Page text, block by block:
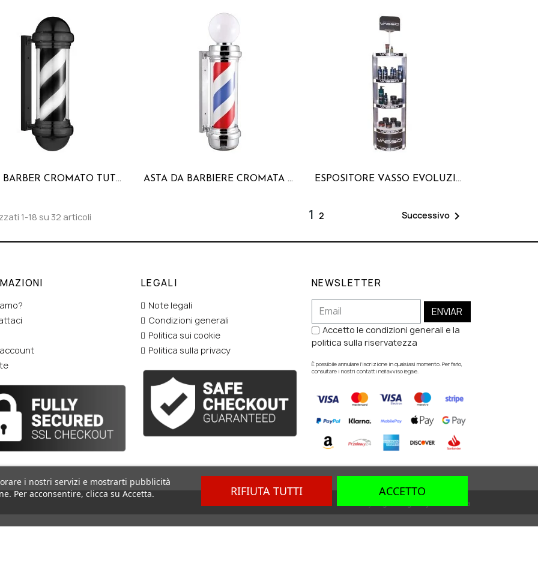
POLO BARBER CROMATO TUTTO NERO ASTA DA BARBIERE CROMATA CON SFERA LUMINOSA ESPOSITORE VASSO EVOLUZIONE MEDIANO
1-18 su 32 articoli 12 Successivo
LEGALI
Note legali
Condizioni generali
Politica sui cookie
Politica sulla privacy
NEWSLETTER
ENVIAR
Accetto le condizioni generali e la
politica sulla riservatezza
È possibile annullare l'iscrizione in qualsiasi momento. Per farlo,
consultare i nostri contatti nell'avviso legale.
Digital Agency Barcelona
i nostri servizi e mostrarti pubblicità
Per acconsentire, clicca su Accetta.
RIFIUTA TUTTI ACCETTO